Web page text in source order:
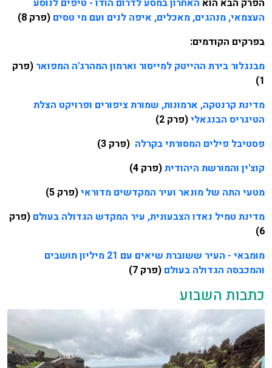
הפרק הבא הוא האחרון במסע לדרום הודו - טיפים לנוסע
העצמאי, מנהגים, מאכלים, איפה לנים ועם מי טסים (פרק 8)
בפרקים הקודמים:
מבנגלור בירת ההייטק למייסור וארמון המהרג'ה המפואר (פרק
1)
מדינת קרנטקה, ארמונות, שמורת ציפורים ופרויקט הצלת
הטיגריס הבנגאלי(פרק 2)
פסטיבל פילים המסורתי בקרלה (פרק 3)
קוצ'ין והמורשת היהודית(פרק 4)
מטעי התה של מונאר ועיר המקדשים מדוראי(פרק 5)
מדינת טמיל נאדו הצבעונית, עיר המקדש הגדולה בעולם (פרק
6)
מומבאי - העיר ששוברת שיאים עם 21 מיליון תושבים
והמכבסה הגדולה בעולם (פרק 7)
כתבות השבוע